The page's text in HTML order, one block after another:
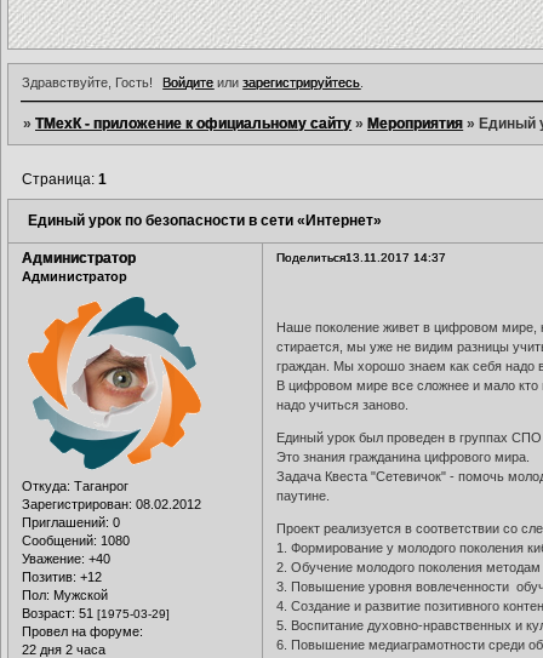
Здравствуйте, Гость! Войдите илизарегистрируйтесь
»ТМехК - приложение к официальному сайту » Мероприятия » Единый
Единый урок по безопасности в сети «Интернет»
Страница:1
Поделиться13.11.2017 14:37
Администратор
Администратор
Откуда: Таганрог
Зарегистрирован: 08.02.2012
Приглашений: 0
Сообщений: 1080
Уважение: +40
Позитив: +12
Пол: Мужской
Возраст: 51 [1975-03-29]
Провел на форуме:
22 дня 2 часа
Наше поколение живет в цифровом мире,
стирается, мы уже не видим разницы
граждан. Мы хорошо знаем как себя надо
В цифровом мире все сложнее и мало кто
надо учиться заново.
Единый урок был проведен в группах
Это знания гражданина цифрового мира.
Задача Квеста "Сетевичок" - помочь
паутине.
Проект реализуется в соответствии со
1. Формирование у молодого поколения
2. Обучение молодого поколения
3. Повышение уровня вовлеченности
4. Создание и развитие позитивного
5. Воспитание духовно-нравственных и
6. Повышение медиаграмотности среди